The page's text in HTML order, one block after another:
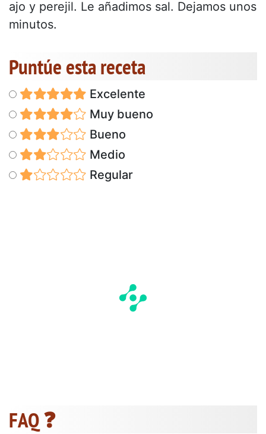
ajo y perejil. Le añadimos sal. Dejamos unos
minutos.
Puntúe esta receta
Excelente
Muy bueno
Bueno
Medio
Regular
FAQ ❓